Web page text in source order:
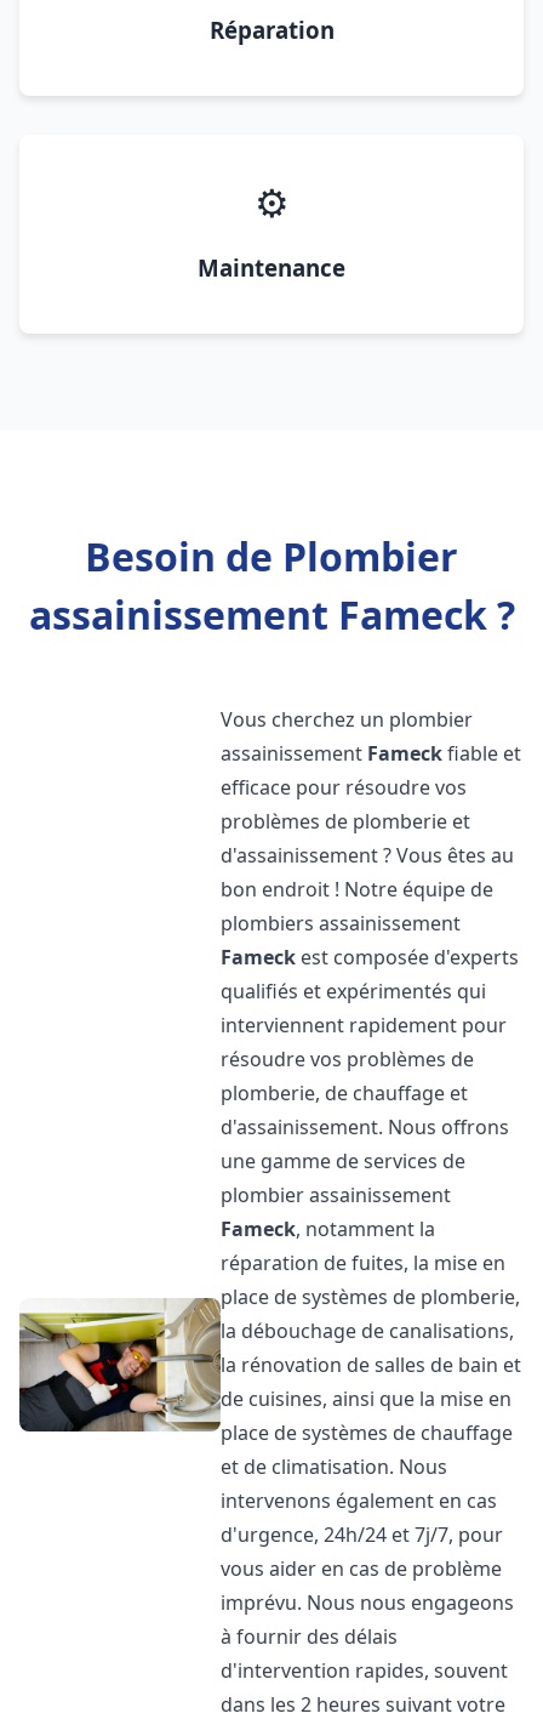
Réparation
⚙️
Maintenance
Besoin de Plombier
assainissement Fameck ?
Vous cherchez un plombier
assainissement Fameckfiable et
efficace pour résoudre vos
problèmes de plomberie et
d'assainissement ? Vous êtes au
bon endroit ! Notre équipe de
plombiers assainissement
Fameck est composée d'experts
qualifiés et expérimentés qui
interviennent rapidement pour
résoudre vos problèmes de
plomberie, de chauffage et
d'assainissement. Nous offrons
une gamme de services de
plombier assainissement
Fameck, notamment la
réparation de fuites, la mise en
place de systèmes de plomberie,
la débouchage de canalisations,
la rénovation de salles de bain et
de cuisines, ainsi que la mise en
place de systèmes de chauffage
et de climatisation. Nous
intervenons également en cas
d'urgence, 24h/24 et 7j/7, pour
vous aider en cas de problème
imprévu. Nous nous engageons
à fournir des délais
d'intervention rapides, souvent
dans les 2 heures suivant votre